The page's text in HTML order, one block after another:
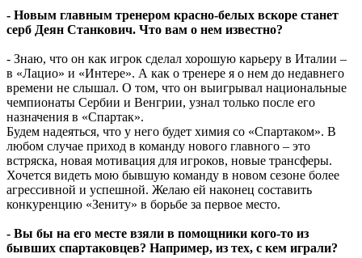
- Новым главным тренером красно-белых вскоре станет
серб Деян Станкович. Что вам о нем известно?
- Знаю, что он как игрок сделал хорошую карьеру в Италии –
в «Лацио» и «Интере». А как о тренере я о нем до недавнего
времени не слышал. О том, что он выигрывал национальные
чемпионаты Сербии и Венгрии, узнал только после его
назначения в «Спартак».
Будем надеяться, что у него будет химия со «Спартаком». В
любом случае приход в команду нового главного – это
встряска, новая мотивация для игроков, новые трансферы.
Хочется видеть мою бывшую команду в новом сезоне более
агрессивной и успешной. Желаю ей наконец составить
конкуренцию «Зениту» в борьбе за первое место.
- Вы бы на его месте взяли в помощники кого-то из
бывших спартаковцев? Например, из тех, с кем играли?